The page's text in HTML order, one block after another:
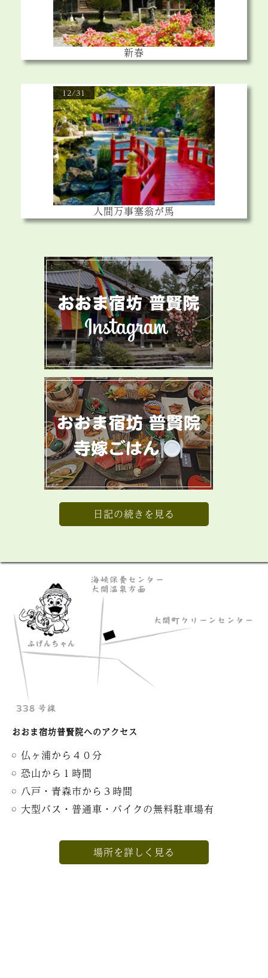
新春
12/31
人間万事塞翁が馬
日記の続きを見る
おおま宿坊普賢院へのアクセス
仏ヶ浦から４０分
恐山から１時間
八戸・青森市から３時間
大型バス・普通車・バイクの無料駐車場有
場所を詳しく見る